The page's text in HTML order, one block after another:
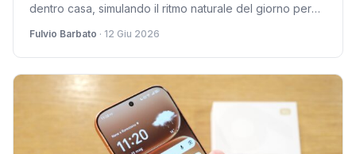
dentro casa, simulando il ritmo naturale del giorno per
Fulvio Barbato · 12 Giu 2026